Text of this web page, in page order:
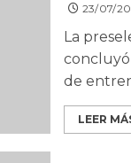
23/07/
La
de
LEER